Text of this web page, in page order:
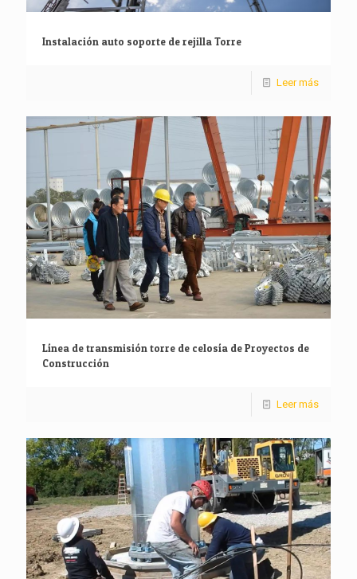
Instalación auto soporte de rejilla Torre
Leer más
Línea de transmisión torre de celosía de Proyectos de
Construcción
Leer más